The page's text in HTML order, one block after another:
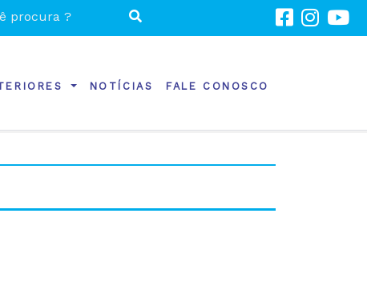
NOTÍCIAS FALE CONOSCO